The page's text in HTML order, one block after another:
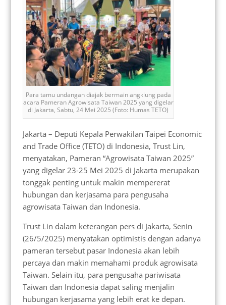
Para tamu undangan diajak bermain angklung pada
acara Pameran Agrowisata Taiwan 2025 yang digelar
di Jakarta, Sabtu, 24 Mei 2025 (Foto: Humas TETO)
Jakarta – Deputi Kepala Perwakilan Taipei Economic
and Trade Office (TETO) di Indonesia, Trust Lin,
menyatakan, Pameran “Agrowisata Taiwan 2025”
yang digelar 23-25 Mei 2025 di Jakarta merupakan
tonggak penting untuk makin mempererat
hubungan dan kerjasama para pengusaha
agrowisata Taiwan dan Indonesia.
Trust Lin dalam keterangan pers di Jakarta, Senin
(26/5/2025) menyatakan optimistis dengan adanya
pameran tersebut pasar Indonesia akan lebih
percaya dan makin memahami produk agrowisata
Taiwan. Selain itu, para pengusaha pariwisata
Taiwan dan Indonesia dapat saling menjalin
hubungan kerjasama yang lebih erat ke depan.